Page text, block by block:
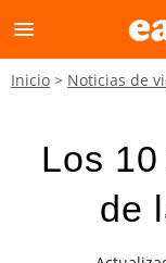
menu
Inicio Noticias de
Los
de